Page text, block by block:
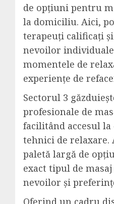
de opțiuni pentru
la domiciliu. Aici,
terapeuți calificați
nevoilor
momentele de
experiențe de
Sectorul 3
profesionale de
facilitând accesul la
tehnici de
paletă largă de
exact tipul de
nevoilor și
Oferind un cadru